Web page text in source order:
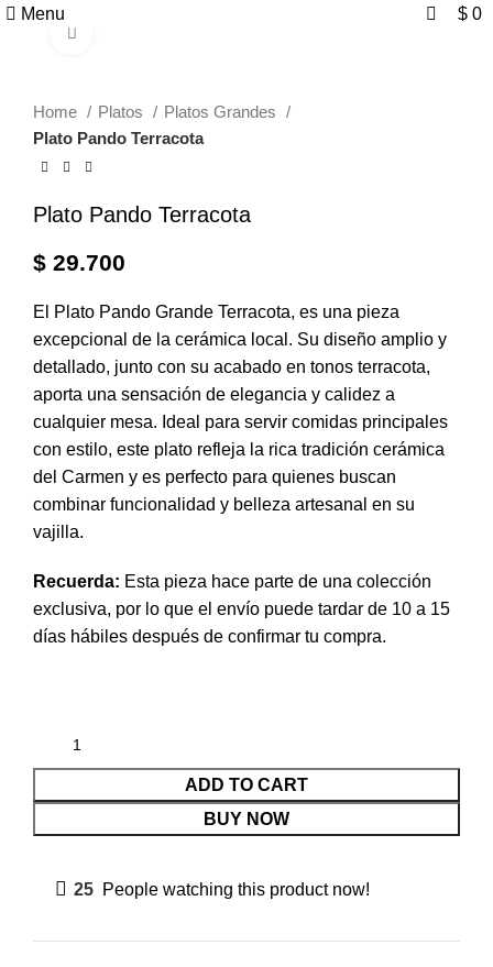
Menu $ 0
Home Platos
Platos Grandes
Plato Pando Terracota
Plato Pando Terracota
$ 29.700
El Plato Pando Grande Terracota, es una pieza
excepcional de la cerámica local. Su diseño amplio y
detallado, junto con su acabado en tonos terracota,
aporta una sensación de elegancia y calidez a
cualquier mesa. Ideal para servir comidas principales
con estilo, este plato refleja la rica tradición cerámica
del Carmen y es perfecto para quienes buscan
combinar funcionalidad y belleza artesanal en su
vajilla.
Recuerda: Esta pieza hace parte de una colección
exclusiva, por lo que el envío puede tardar de 10 a 15
días hábiles después de confirmar tu compra.
ADD TO CART
BUY NOW
25 People watching this product now!